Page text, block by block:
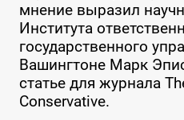
мнение выразил
Института
государственного
Вашингтоне Марк
статье для журнала
Conservative.